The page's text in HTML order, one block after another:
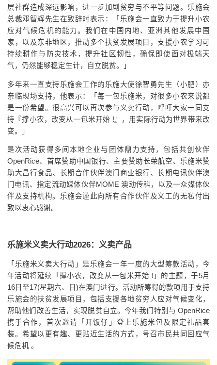
层社群造成深远影响，进一步加剧贫穷与不平等问题。乐施会
总裁邓智辉先生在致辞时表示：「乐施会一直致力于提升小农
应对气候危机的能力。我们在中国内地、亚洲其他发展中国
家，以及东非地区，推动多个扶贫发展项目，支援小农学习可
持续耕作与防灾技术，提升社区韧性，确保即使面对极端天
气，仍然能够稳定生计，自立脱贫。」
多年来一直支持乐施会工作的乐施大使徐智勇先生（小肥）亦
亲临现场支持，他表示：「每一包乐施米，对很多小农来说都
是一份希望。很高兴可以再次参与义卖行动，呼吁大家一同支
持『撑小农，改变从一包米开始 !』，用实际行动为世界带来改
变。」
是次活动获得多间本地企业与团体鼎力支持，包括共创伙伴
OpenRice、首席赞助中国银行、主要赞助长荣航空、乐施米赞
助大昌行食品、长期合作伙伴澳门商业银行、长期电讯伙伴澳
门电讯、指定流动媒体伙伴MOME 澳动传科，以及一众媒体伙
伴及支持机构。乐施会谨此向所有合作伙伴及义工的无私付出
致以衷心感谢。
乐施米义卖大行动2026：义卖产品
「乐施米义卖大行动」是乐施会一年一度的大型筹款活动，今
年活动将延续「撑小农，改变从一包米开始 !」的主题，于5月
16日至17(星期六、日)在澳门进行。活动所筹得的款项用于支持
乐施会的扶贫发展项目，包括支援各地贫穷人应对气候变化，
帮助他们改善生活，实现脱贫自立。今年我们特别与 OpenRice
携手合作，首次邀请「开饭仔」登上乐施米包及限定礼品套
装。希望以更有趣、更贴近生活的方式，号召市民共同回应气
候危机 。